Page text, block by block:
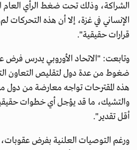
الشراكة، وذلك تحت ضغط الرأي العام
الإنساني في غزة، إلا أن هذه التحركات
قرارات حقيقية".
وتابعت: "الاتحاد الأوروبي يدرس فرض
ضغوط من عدة دول لتقليص التعاون
هذه المقترحات تواجه معارضة من دول
والتشيك، ما قد يؤجل أي خطوات
أقل تقدير".
ورغم التوصيات العلنية بفرض